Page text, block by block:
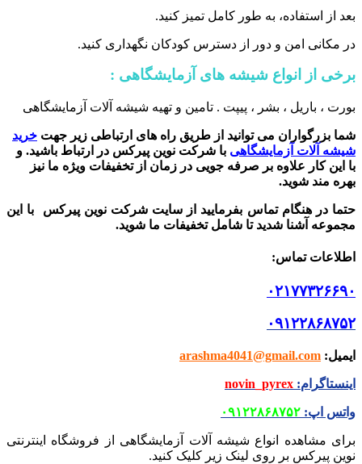
بعد از استفاده، به طور کامل تمیز کنید.
در مکانی امن و دور از دسترس کودکان نگهداری کنید.
برخی از انواع شیشه های آزمایشگاهی :
بورت ، باریل ، بشر ، پیپت . تامین و تهیه شیشه آلات آزمایشگاهی
شما بزرگواران می توانید از طریق راه های ارتباطی زیر جهت خرید
شیشه آلات آزمایشگاهی با شرکت نوین پیرکس در ارتباط باشید. و
با این کار علاوه بر صرفه جویی در زمان از تخفیفات ویژه ما نیز
بهره مند شوید.
حتما در هنگام تماس بفرمایید از سایت شرکت نوین پیرکس
با این
مجموعه آشنا شدید تا شامل تخفیفات ما شوید.
اطلاعات تماس:
۰۲۱۷۷۳۲۶۶۹۰
۰۹۱۲۲۸۶۸۷۵۲
ایمیل:
arashma4041@gmail.com
اینستاگرام:
novin_pyrex
واتس اپ: ۰۹۱۲۲۸۶۸۷۵۲
برای مشاهده انواع شیشه آلات آزمایشگاهی از فروشگاه اینترنتی
نوین پیرکس بر روی لینک زیر کلیک کنید.